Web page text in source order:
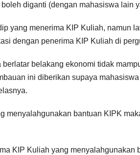
diganti (dengan mahasiswa lain
yang menerima KIP Kuliah, namun
dengan penerima KIP Kuliah di
belakang ekonomi tidak
ini diberikan supaya
menyalahgunakan bantuan KIPK
KIP Kuliah yang menyalahgunakan